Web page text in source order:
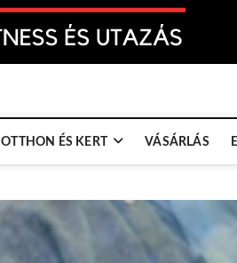
OTTHON ÉS KERT VÁSÁRLÁS